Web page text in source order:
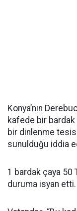
Konya’nın
kafede bir bardak
bir dinlenme
sunulduğu iddia
1 bardak çaya 50
duruma isyan etti.